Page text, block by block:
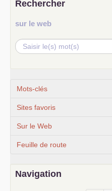
Rechercher
sur le web
Mots-clés
Sites favoris
Sur le Web
Feuille de route
Navigation